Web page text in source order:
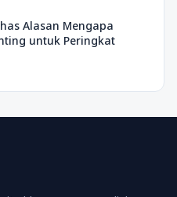
Alasan Mengapa
untuk Peringkat